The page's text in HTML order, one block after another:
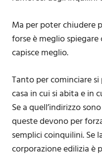
Ma per poter chiudere
forse è meglio
capisce meglio.
Tanto per cominciare
casa in cui si abita e in
Se a quell’indirizzo
queste devono per
semplici coinquilini. Se
corporazione edilizia è